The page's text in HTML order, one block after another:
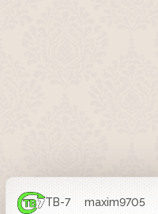
ТВ-7 maxim9705